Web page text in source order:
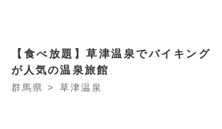
【食べ放題】草津温泉でバイキング
が人気の温泉旅館
群馬県 > 草津温泉